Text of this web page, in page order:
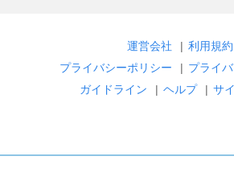
運営会社 | 利用規約
プライバシーポリシー
| プライ
ガイドライン
| ヘルプ | サ